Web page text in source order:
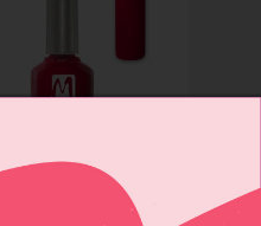
Moyra Gel Look